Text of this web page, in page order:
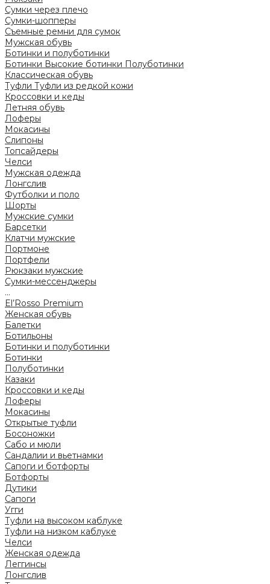
Сумки через плечо
Сумки-шопперы
Съемные ремни для сумок
Мужская обувь
Ботинки и полуботинки
Ботинки Высокие ботинки Полуботинки
Классическая обувь
Туфли Туфли из редкой кожи
Кроссовки и кеды
Летняя обувь
Лоферы
Мокасины
Слипоны
Топсайдеры
Челси
Мужская одежда
Лонгслив
Футболки и поло
Шорты
Мужские сумки
Барсетки
Клатчи мужские
Портмоне
Портфели
Рюкзаки мужские
Сумки-мессенджеры
...
El’Rosso Premium
Женская обувь
Балетки
Ботильоны
Ботинки и полуботинки
Ботинки
Полуботинки
Казаки
Кроссовки и кеды
Лоферы
Мокасины
Открытые туфли
Босоножки
Сабо и мюли
Сандалии и вьетнамки
Сапоги и ботфорты
Ботфорты
Дутики
Сапоги
Угги
Туфли на высоком каблуке
Туфли на низком каблуке
Челси
Женская одежда
Леггинсы
Лонгслив